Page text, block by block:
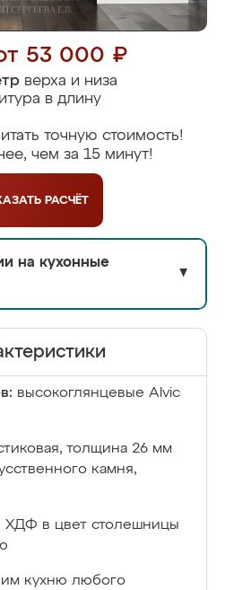
53 000 ₽
верха и низа
в длину
точную стоимость!
чем за 15 минут!
РАСЧЁТ
на кухонные
▼
высокоглянцевые Аlvic
толщина 26 мм
камня,
ХДФ в цвет столешницы
кухню любого